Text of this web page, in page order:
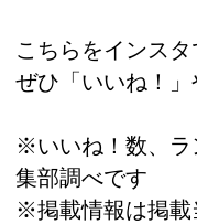
こちらをインス
ぜひ「いいね！」
※いいね！数、ラ
集部調べです
※掲載情報は掲載